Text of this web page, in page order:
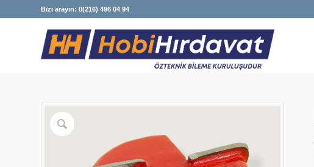
Bizi arayın: 0(216) 496 04 94